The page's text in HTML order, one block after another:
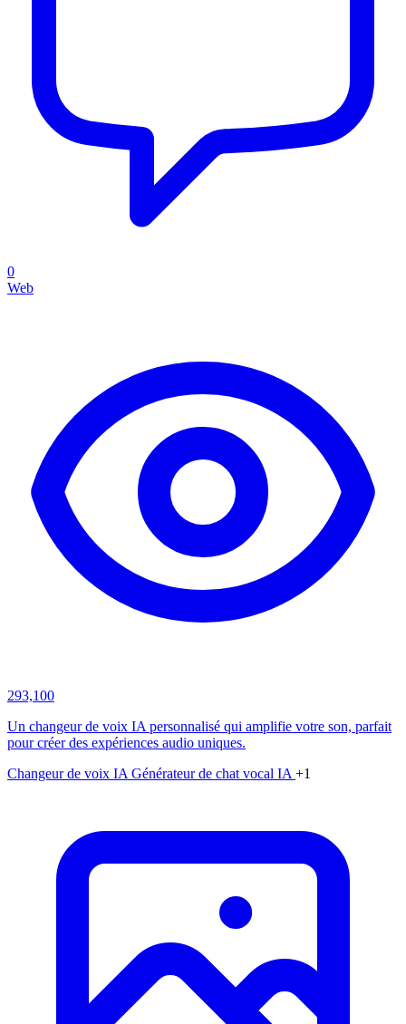
0
Web
293,100
Un changeur de voix IA personnalisé qui amplifie votre son, parfait
pour créer des expériences audio uniques.
Changeur de voix IA Générateur de chat vocal IA +1